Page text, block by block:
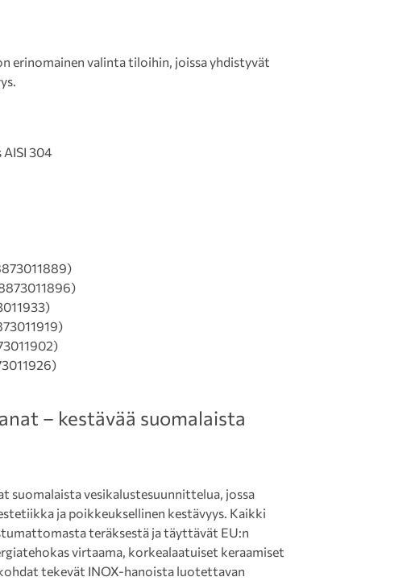
erinomainen valinta tiloihin, joissa yhdistyvät
304
– kestävää suomalaista
suomalaista vesikalustesuunnittelua, jossa
ja poikkeuksellinen kestävyys. Kaikki
teräksestä ja täyttävät EU:n
virtaama, korkealaatuiset keraamiset
tekevät INOX-hanoista luotettavan